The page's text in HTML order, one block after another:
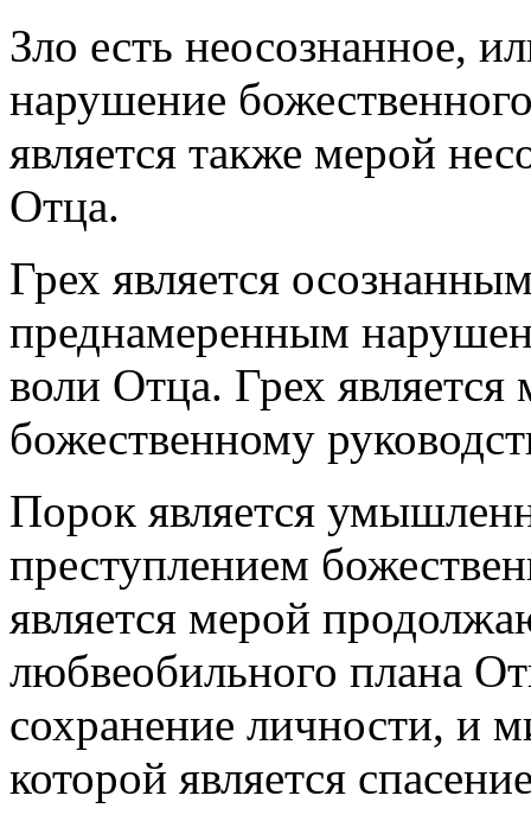
Зло есть неосознанное,
нарушение
является также мерой
Отца.
Грех является
преднамеренным
воли Отца. Грех
божественному
Порок является
преступлением
является мерой
любвеобильного плана
сохранение личности, и
которой является